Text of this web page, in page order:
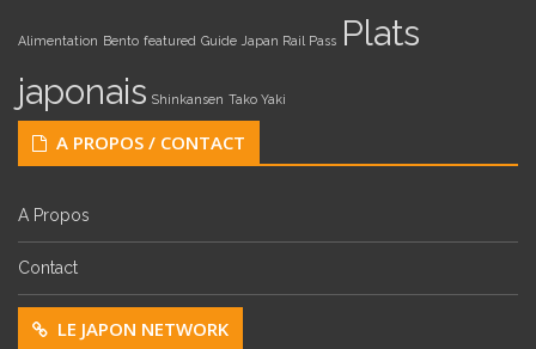
Alimentation Bento featured Guide Japan Rail Pass Plats
japonais Shinkansen Tako Yaki
A PROPOS / CONTACT
A Propos
Contact
LE JAPON NETWORK